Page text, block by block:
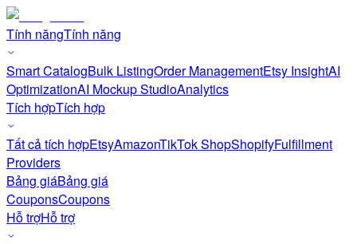
Tính năngTính năng
Smart CatalogBulk ListingOrder ManagementEtsy InsightAI
OptimizationAI Mockup StudioAnalytics
Tích hợpTích hợp
Tất cả tích hợpEtsyAmazonTikTok ShopShopifyFulfillment
Providers
Bảng giáBảng giá
CouponsCoupons
Hỗ trợHỗ trợ